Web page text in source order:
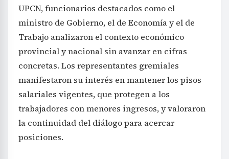
UPCN, funcionarios destacados como el
ministro de Gobierno, el de Economía y el de
Trabajo analizaron el contexto económico
provincial y nacional sin avanzar en cifras
concretas. Los representantes gremiales
manifestaron su interés en mantener los pisos
salariales vigentes, que protegen a los
trabajadores con menores ingresos, y valoraron
la continuidad del diálogo para acercar
posiciones.